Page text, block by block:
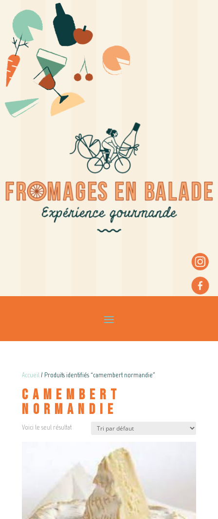
Accueil/ Produits identifiés “camembert normandie”
camembert
normandie
Voici le seul résultat